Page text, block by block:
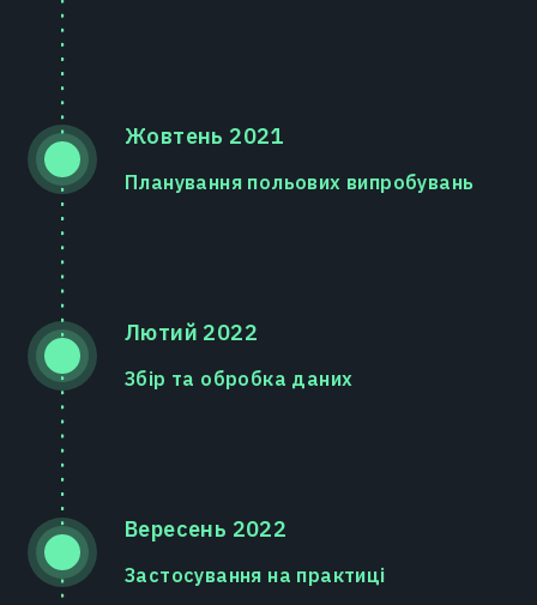
Жовтень 2021
Планування польових випробувань
Лютий 2022
Збір та обробка даних
Вересень 2022
Застосування на практиці